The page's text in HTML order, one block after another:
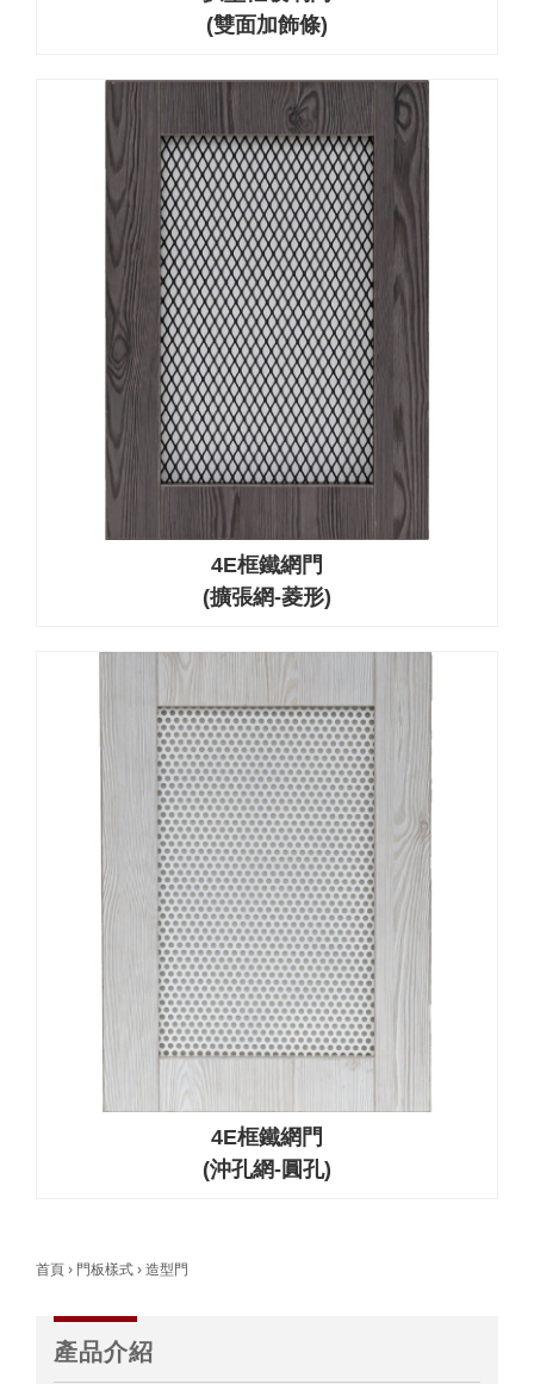
(雙面加飾條)
4E框鐵網門
(擴張網-菱形)
4E框鐵網門
(沖孔網-圓孔)
首頁 › 門板樣式 › 造型門
產品介紹